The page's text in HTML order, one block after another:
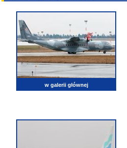
w galerii głównej